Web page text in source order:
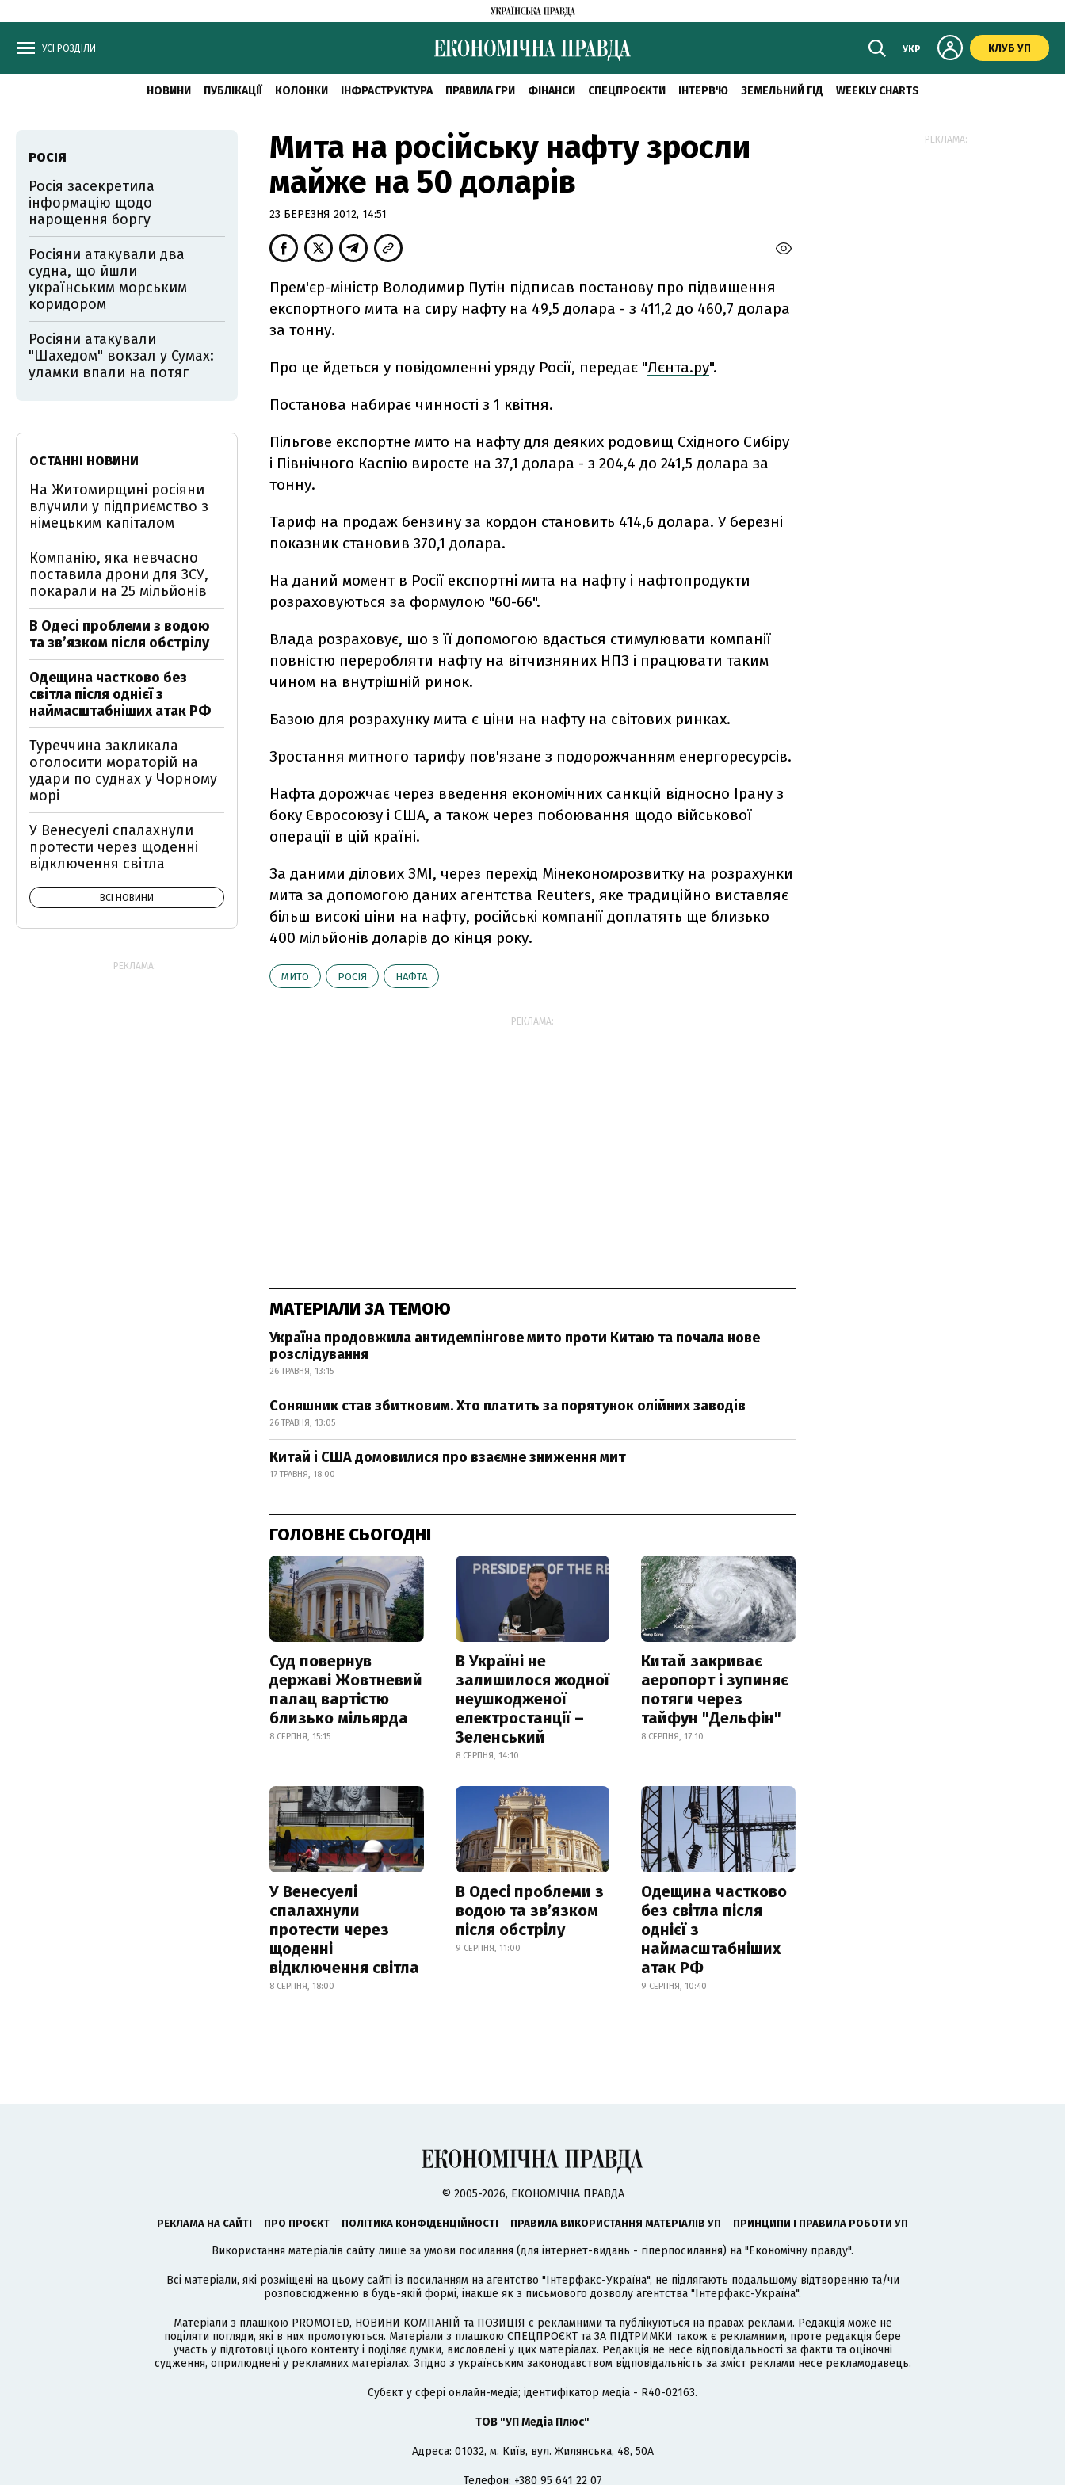
УСІ РОЗДІЛИ УКР КЛУБ УП
НОВИНИ ПУБЛІКАЦІЇ КОЛОНКИ ІНФРАСТРУКТУРА ПРАВИЛА ГРИ ФІНАНСИ СПЕЦПРОЄКТИ ІНТЕРВ'Ю ЗЕМЕЛЬНИЙ ГІД WEEKLY CHARTS
Мита на російську нафту зросли
майже на 50 доларів
23 БЕРЕЗНЯ 2012, 14:51
Прем'єр-міністр Володимир Путін підписав постанову про підвищення
експортного мита на сиру нафту на 49,5 долара - з 411,2 до 460,7 долара
за тонну.
Про це йдеться у повідомленні уряду Росії, передає "Лєнта.ру".
Постанова набирає чинності з 1 квітня.
Пільгове експортне мито на нафту для деяких родовищ Східного Сибіру
і Північного Каспію виросте на 37,1 долара - з 204,4 до 241,5 долара за
тонну.
Тариф на продаж бензину за кордон становить 414,6 долара. У березні
показник становив 370,1 долара.
На даний момент в Росії експортні мита на нафту і нафтопродукти
розраховуються за формулою "60-66".
Влада розраховує, що з її допомогою вдасться стимулювати компанії
повністю переробляти нафту на вітчизняних НПЗ і працювати таким
чином на внутрішній ринок.
Базою для розрахунку мита є ціни на нафту на світових ринках.
Зростання митного тарифу пов'язане з подорожчанням енергоресурсів.
Нафта дорожчає через введення економічних санкцій відносно Ірану з
боку Євросоюзу і США, а також через побоювання щодо військової
операції в цій країні.
За даними ділових ЗМІ, через перехід Мінекономрозвитку на розрахунки
мита за допомогою даних агентства Reuters, яке традиційно виставляє
більш високі ціни на нафту, російські компанії доплатять ще близько
400 мільйонів доларів до кінця року.
МИТО РОСІЯ НАФТА
РЕКЛАМА:
МАТЕРІАЛИ ЗА ТЕМОЮ
Україна продовжила антидемпінгове мито проти Китаю та почала нове
розслідування
26 ТРАВНЯ, 13:15
Соняшник став збитковим. Хто платить за порятунок олійних заводів
26 ТРАВНЯ, 13:05
Китай і США домовилися про взаємне зниження мит
17 ТРАВНЯ, 18:00
ГОЛОВНЕ СЬОГОДНІ
Суд повернув
державі Жовтневий
палац вартістю
близько мільярда
8 СЕРПНЯ, 15:15
В Україні не
залишилося жодної
неушкодженої
електростанції –
Зеленський
8 СЕРПНЯ, 14:10
Китай закриває
аеропорт і зупиняє
потяги через
тайфун "Дельфін"
8 СЕРПНЯ, 17:10
У Венесуелі
спалахнули
протести через
щоденні
відключення світла
8 СЕРПНЯ, 18:00
В Одесі проблеми з
водою та звʼязком
після обстрілу
9 СЕРПНЯ, 11:00
Одещина частково
без світла після
однієї з
наймасштабніших
атак РФ
9 СЕРПНЯ, 10:40
РОСІЯ
Росія засекретила
інформацію щодо
нарощення боргу
Росіяни атакували два
судна, що йшли
українським морським
коридором
Росіяни атакували
"Шахедом" вокзал у Сумах:
уламки впали на потяг
ОСТАННІ НОВИНИ
На Житомирщині росіяни
влучили у підприємство з
німецьким капіталом
Компанію, яка невчасно
поставила дрони для ЗСУ,
покарали на 25 мільйонів
В Одесі проблеми з водою
та звʼязком після обстрілу
Одещина частково без
світла після однієї з
наймасштабніших атак РФ
Туреччина закликала
оголосити мораторій на
удари по суднах у Чорному
морі
У Венесуелі спалахнули
протести через щоденні
відключення світла
ВСІ НОВИНИ
РЕКЛАМА:
РЕКЛАМА:
© 2005-2026, ЕКОНОМІЧНА ПРАВДА
РЕКЛАМА НА САЙТІ ПРО ПРОЄКТ ПОЛІТИКА КОНФІДЕНЦІЙНОСТІ ПРАВИЛА ВИКОРИСТАННЯ МАТЕРІАЛІВ УП ПРИНЦИПИ І ПРАВИЛА РОБОТИ УП
Використання матеріалів сайту лише за умови посилання (для інтернет-видань - гіперпосилання) на "Економічну правду".
Всі матеріали, які розміщені на цьому сайті із посиланням на агентство "Інтерфакс-Україна", не підлягають подальшому відтворенню та/чи
розповсюдженню в будь-якій формі, інакше як з письмового дозволу агентства "Інтерфакс-Україна".
Матеріали з плашкою PROMOTED, НОВИНИ КОМПАНІЙ та ПОЗИЦІЯ є рекламними та публікуються на правах реклами. Редакція може не
поділяти погляди, які в них промотуються. Матеріали з плашкою СПЕЦПРОЄКТ та ЗА ПІДТРИМКИ також є рекламними, проте редакція бере
участь у підготовці цього контенту і поділяє думки, висловлені у цих матеріалах. Редакція не несе відповідальності за факти та оціночні
судження, оприлюднені у рекламних матеріалах. Згідно з українським законодавством відповідальність за зміст реклами несе рекламодавець.
Cубєкт у сфері онлайн-медіа; ідентифікатор медіа - R40-02163.
ТОВ "УП Медіа Плюс"
Адреса: 01032, м. Київ, вул. Жилянська, 48, 50А
Телефон: +380 95 641 22 07